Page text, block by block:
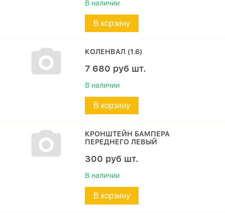
В наличии
В корзину
КОЛЕНВАЛ (1.6)
7 680 руб шт.
В наличии
В корзину
КРОНШТЕЙН БАМПЕРА
ПЕРЕДНЕГО ЛЕВЫЙ
300 руб шт.
В наличии
В корзину